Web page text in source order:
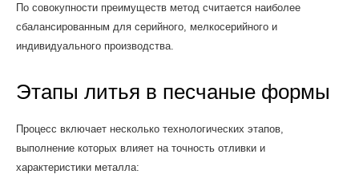
По совокупности преимуществ метод считается наиболее
сбалансированным для серийного, мелкосерийного и
индивидуального производства.
Этапы литья в песчаные формы
Процесс включает несколько технологических этапов,
выполнение которых влияет на точность отливки и
характеристики металла: